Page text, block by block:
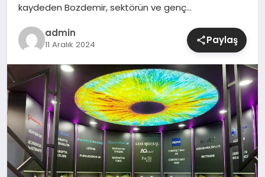
kaydeden Bozdemir, sektörün ve genç…
admin
11 Aralık 2024 Paylaş